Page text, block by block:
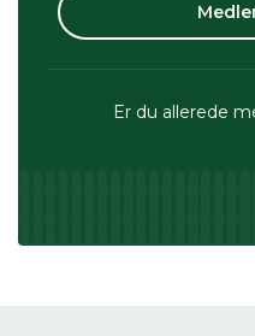
Er du allerede